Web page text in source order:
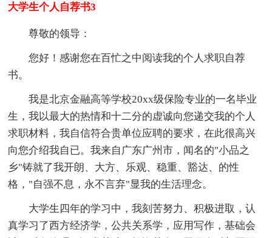
大学生个人自荐书3
尊敬的领导：
您好！感谢您在百忙之中阅读我的个人求职自荐
书。
我是北京金融高等学校20xx级保险专业的一名毕业
生，我以最大的热情和十二分的虚诚向您递交我的个人
求职材料，我自信符合贵单位应聘的要求，在此很高兴
向您介绍我自已。我来自广东广州市，闻名的"小品之
乡"铸就了我开朗、大方、乐观、稳重、豁达、的性
格，"自强不息，永不言弃"显我的生活理念。
大学生四年的学习中，我刻苦努力、积极进取，认
真学习了西方经济学，公共关系学，应用写作，基础会